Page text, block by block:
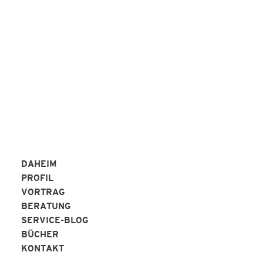
DAHEIM
PROFIL
VORTRAG
BERATUNG
SERVICE-BLOG
BÜCHER
KONTAKT